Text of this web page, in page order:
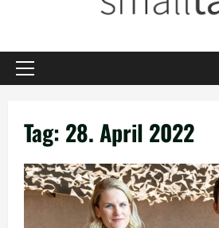
Primäres
Tag: 28. April 2022